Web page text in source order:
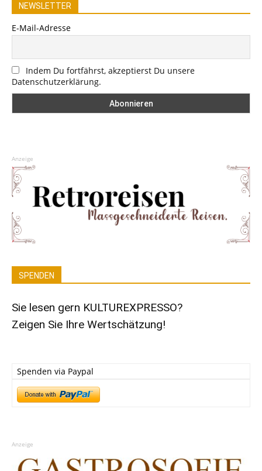
NEWSLETTER
E-Mail-Adresse
Indem Du fortfährst, akzeptierst Du unsere
Datenschutzerklärung.
Anzeige
SPENDEN
Sie lesen gern KULTUREXPRESSO?
Zeigen Sie Ihre Wertschätzung!
Spenden via Paypal
Anzeige